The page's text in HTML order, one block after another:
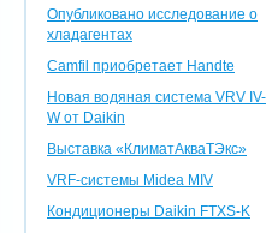
Опубликовано исследование о
хладагентах
Camfil приобретает Handte
Новая водяная система VRV IV-
W от Daikin
Выставка «КлиматАкваТЭкс»
VRF-системы Midea MIV
Кондиционеры Daikin FTXS-K